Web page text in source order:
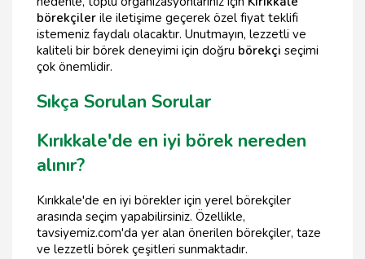
börekçiler ile iletişime geçerek özel fiyat teklifi
istemeniz faydalı olacaktır. Unutmayın, lezzetli ve
kaliteli bir börek deneyimi için doğru börekçi seçimi
çok önemlidir.
Sıkça Sorulan Sorular
Kırıkkale'de en iyi börek nereden
alınır?
Kırıkkale'de en iyi börekler için yerel börekçiler
arasında seçim yapabilirsiniz. Özellikle,
tavsiyemiz.com'da yer alan önerilen börekçiler, taze
ve lezzetli börek çeşitleri sunmaktadır.